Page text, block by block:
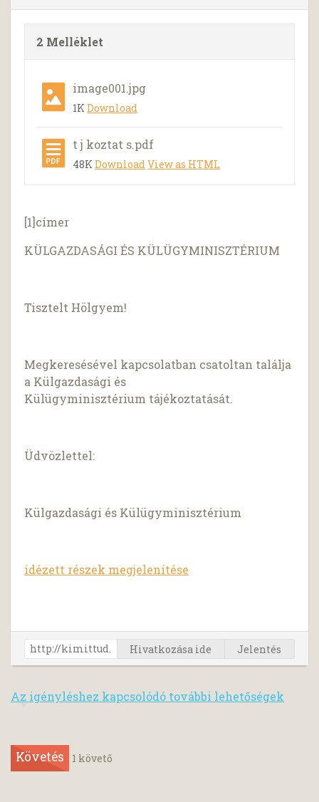
2 Melléklet
image001.jpg
1KDownload
t j koztat s.pdf
48KDownloadView as HTML
[1]címer
KÜLGAZDASÁGI ÉS KÜLÜGYMINISZTÉRIUM
Tisztelt Hölgyem!
Megkeresésével kapcsolatban csatoltan találja
a Külgazdasági és
Külügyminisztérium tájékoztatását.
Üdvözlettel:
Külgazdasági és Külügyminisztérium
idézett részek megjelenítése
Hivatkozása ide Jelentés
Az igényléshez kapcsolódó további lehetőségek
Követés 1 követő